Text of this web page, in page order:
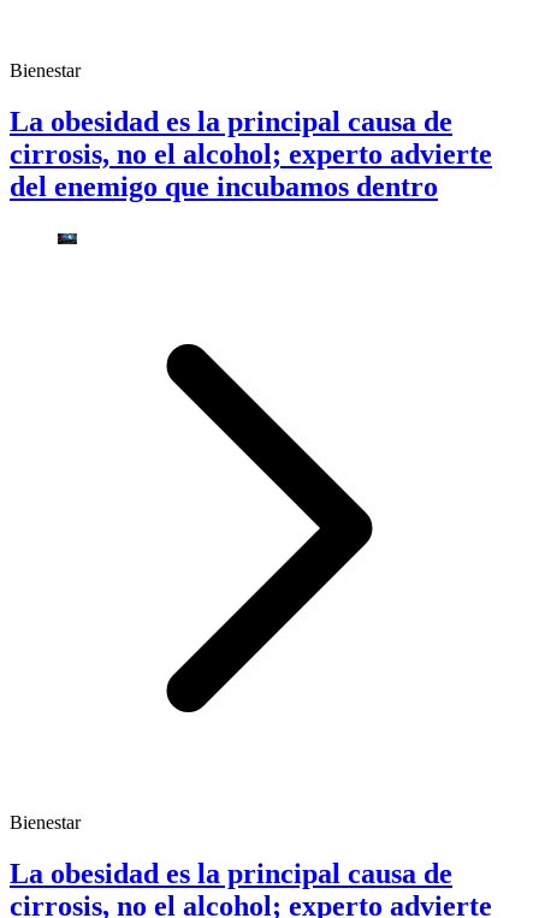
Bienestar
La obesidad es la principal causa de
cirrosis, no el alcohol; experto advierte
del enemigo que incubamos dentro
Bienestar
La obesidad es la principal causa de
cirrosis, no el alcohol; experto advierte